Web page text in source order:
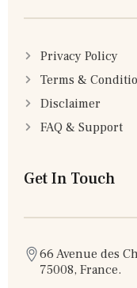
Privacy Policy
Terms &
Disclaimer
FAQ & Support
Get In Touch
66 Avenue des
75008, France.